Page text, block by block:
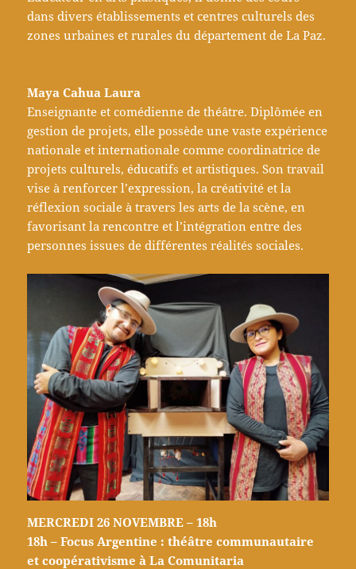
dans divers établissements et centres culturels des
zones urbaines et rurales du département de La Paz.
Maya Cahua Laura
Enseignante et comédienne de théâtre. Diplômée en
gestion de projets, elle possède une vaste expérience
nationale et internationale comme coordinatrice de
projets culturels, éducatifs et artistiques. Son travail
vise à renforcer l’expression, la créativité et la
réflexion sociale à travers les arts de la scène, en
favorisant la rencontre et l’intégration entre des
personnes issues de différentes réalités sociales.
MERCREDI 26 NOVEMBRE – 18h
18h – Focus Argentine : théâtre communautaire
et coopérativisme à La Comunitaria